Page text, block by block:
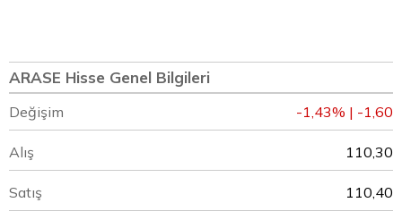
ARASE Hisse Genel Bilgileri
Değişim -1,43% | -1,60
Alış 110,30
Satış 110,40